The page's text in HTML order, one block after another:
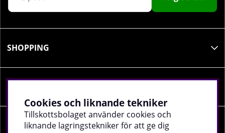
SHOPPING
SOCIALA MEDIER
Cookies och liknande tekniker
Tillskottsbolaget använder cookies och
liknande lagringstekniker för att ge dig